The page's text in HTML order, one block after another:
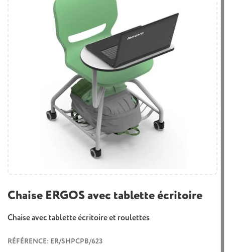
Chaise ERGOS avec tablette écritoire
Chaise avec tablette écritoire et roulettes
RÉFÉRENCE: ER/SHPCPB/623